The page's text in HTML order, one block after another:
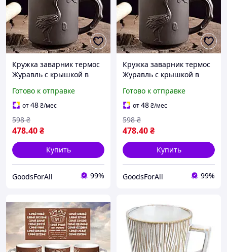
Кружка заварник термос
Журавль с крышкой в
350 мл Коричневый
Готово к отправке
от48₴/мес
478.40₴
598 ₴
Купить
GoodsForAll 99%
Кружка заварник термос
Журавль с крышкой в
350 мл Коричневый
Готово к отправке
от48₴/мес
478.40₴
598 ₴
Купить
GoodsForAll 99%